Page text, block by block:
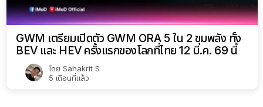
GWM เตรียมเปิดตัว GWM ORA 5 ใน 2 ขุมพลัง ทั้ง
BEV และ HEV ครั้งแรกของโลกที่ไทย 12 มี.ค. 69 นี้
โดย Sahakrit S
5 เดือนที่แล้ว